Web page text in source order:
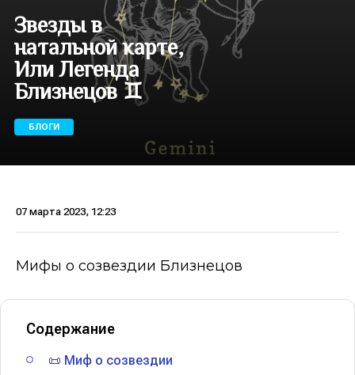
Звезды в
натальной карте,
Или Легенда
Близнецов ♊
БЛОГИ
07 марта 2023, 12:23
Мифы о созвездии Близнецов
Содержание
📜 Миф о созвездии